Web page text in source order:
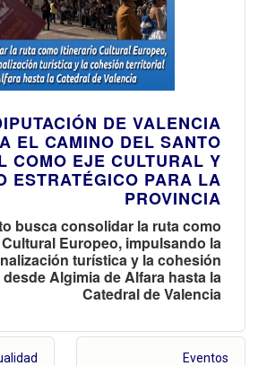
DE VALENCIA
EL CAMINO DEL SANTO
COMO EJE CULTURAL Y
ESTRATÉGICO PARA LA
PROVINCIA
busca consolidar la ruta como
Europeo, impulsando la
turística y la cohesión
Algimia de Alfara hasta la
Catedral de Valencia
Eventos